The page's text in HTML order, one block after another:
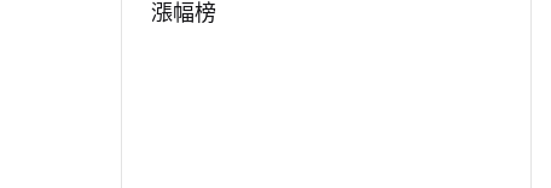
漲幅榜